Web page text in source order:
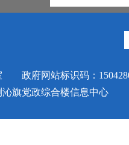
政府网站标识码：
旗党政综合楼信息中心